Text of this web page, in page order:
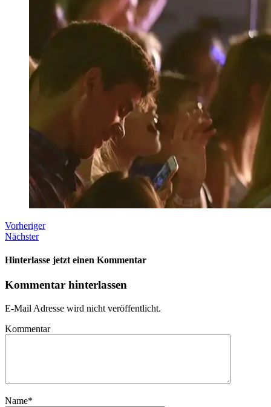
Vorheriger
Nächster
Hinterlasse jetzt einen Kommentar
Kommentar hinterlassen
E-Mail Adresse wird nicht veröffentlicht.
Kommentar
Name*